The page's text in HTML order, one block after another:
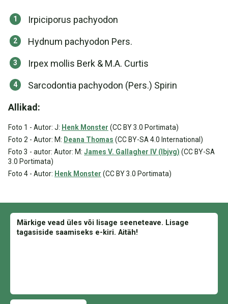
Irpiciporus pachyodon
Hydnum pachyodon Pers.
Irpex mollis Berk & M.A. Curtis
Sarcodontia pachyodon (Pers.) Spirin
Allikad:
Foto 1 - Autor: J: Henk Monster (CC BY 3.0 Portimata)
Foto 2 - Autor: M: Deana Thomas (CC BY-SA 4.0 International)
Foto 3 - autor: Autor: M: James V. Gallagher IV (lbjvg) (CC BY-SA
3.0 Portimata)
Foto 4 - Autor: Henk Monster (CC BY 3.0 Portimata)